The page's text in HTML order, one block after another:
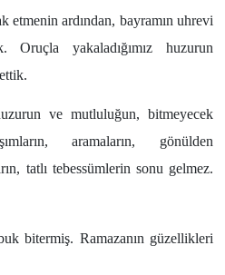
etmenin ardından, bayramın uhrevi
Oruçla yakaladığımız huzurun
ve mutluluğun, bitmeyecek
aramaların, gönülden
tatlı tebessümlerin sonu gelmez.
bitermiş. Ramazanın güzellikleri